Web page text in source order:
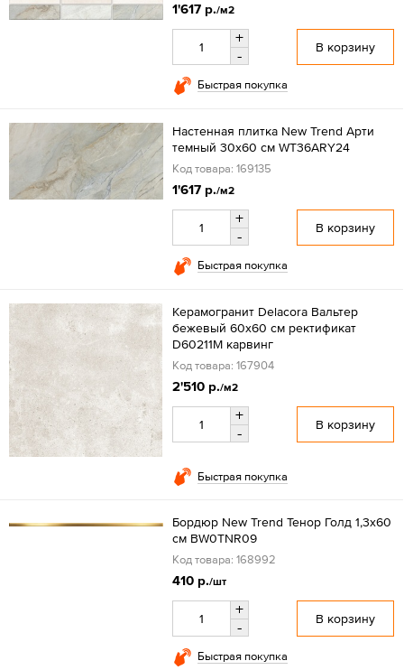
1'617 р./м2
+
-
В корзину
Быстрая покупка
Настенная плитка New Trend Арти
темный 30x60 см WT36ARY24
Код товара: 169135
1'617 р./м2
+
-
В корзину
Быстрая покупка
Керамогранит Delacora Вальтер
бежевый 60x60 см ректификат
D60211M карвинг
Код товара: 167904
2'510 р./м2
+
-
В корзину
Быстрая покупка
Бордюр New Trend Тенор Голд 1,3x60
см BW0TNR09
Код товара: 168992
410 р./шт
+
-
В корзину
Быстрая покупка